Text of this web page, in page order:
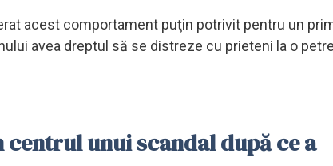
acest comportament puţin potrivit pentru un
avea dreptul să se distreze cu prieteni la o
unui scandal după ce a